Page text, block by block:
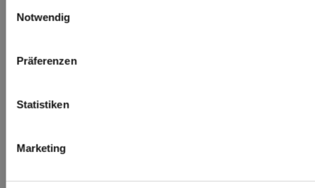
Notwendig
Präferenzen
Statistiken
Marketing